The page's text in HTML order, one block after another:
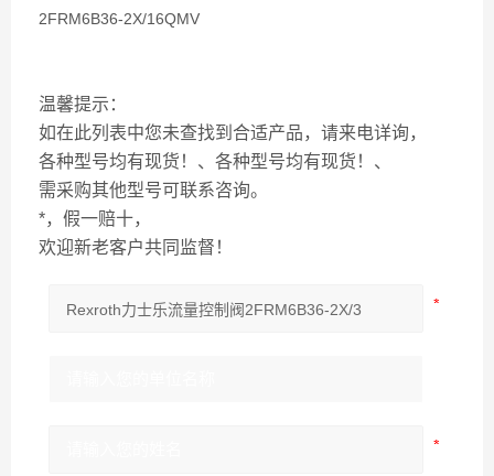
2FRM6B36-2X/16QMV
温馨提示：
如在此列表中您未查找到合适产品，请来电详询，
各种型号均有现货！、各种型号均有现货！、
需采购其他型号可联系咨询。
*，假一赔十，
欢迎新老客户共同监督！